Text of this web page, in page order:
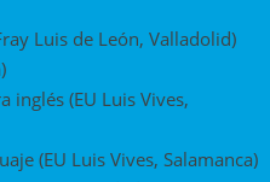
Luis de León, Valladolid)
inglés (EU Luis Vives,
(EU Luis Vives, Salamanca)